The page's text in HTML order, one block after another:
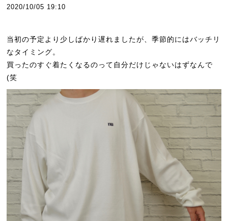
2020/10/05 19:10
当初の予定より少しばかり遅れましたが、季節的にはバッチリ
なタイミング。
買ったのすぐ着たくなるのって自分だけじゃないはずなんで
(笑